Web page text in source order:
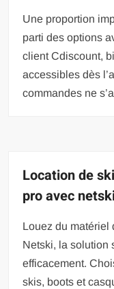
Une proportion
parti des options
client Cdiscount,
accessibles dès
commandes ne
Location de
pro avec
Louez du matériel
Netski, la solution
efficacement.
skis, boots et